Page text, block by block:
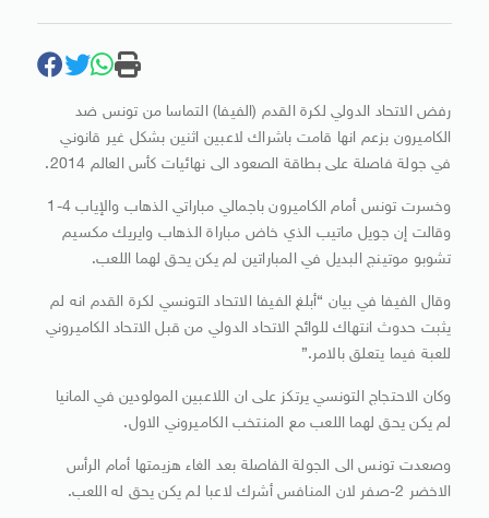
رفض الاتحاد الدولي لكرة القدم (الفيفا) التماسا من تونس ضد
الكاميرون بزعم انها قامت باشراك لاعبين اثنين بشكل غير قانوني
في جولة فاصلة على بطاقة الصعود الى نهائيات كأس العالم 2014.
وخسرت تونس أمام الكاميرون باجمالي مباراتي الذهاب والإياب 4-1
وقالت إن جويل ماتيب الذي خاض مباراة الذهاب وايريك مكسيم
تشوبو موتينج‭ ‬البديل في المباراتين لم يكن يحق لهما اللعب.
وقال الفيفا في بيان “أبلغ الفيفا الاتحاد التونسي لكرة القدم انه لم
يثبت حدوث انتهاك للوائح الاتحاد الدولي من قبل الاتحاد الكاميروني
للعبة فيما يتعلق بالامر.”
وكان الاحتجاج التونسي يرتكز على ان اللاعبين المولودين في المانيا
لم يكن يحق لهما اللعب مع المنتخب الكاميروني الاول.
وصعدت تونس الى الجولة الفاصلة بعد الغاء هزيمتها أمام الرأس
الاخضر 2-صفر لان المنافس أشرك لاعبا لم يكن يحق له اللعب.